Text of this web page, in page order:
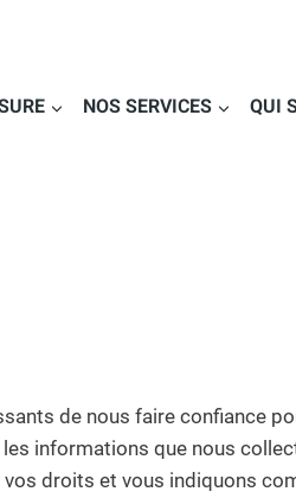
NOS SERVICES QUI
de nous faire confiance
informations que nous
droits et vous indiquons